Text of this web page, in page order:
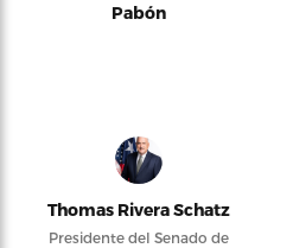
Pabón
Thomas Rivera Schatz
Presidente del Senado de